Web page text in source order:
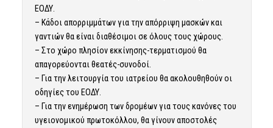
ΕΟΔΥ.
– Κάδοι απορριμμάτων για την απόρριψη μασκών και
γαντιών θα είναι διαθέσιμοι σε όλους τους χώρους.
– Στο χώρο πλησίον εκκίνησης-τερματισμού θα
απαγορεύονται θεατές-συνοδοί.
– Για την λειτουργία του ιατρείου θα ακολουθηθούν οι
οδηγίες του ΕΟΔΥ.
– Για την ενημέρωση των δρομέων για τους κανόνες του
υγειονομικού πρωτοκόλλου, θα γίνουν αποστολές